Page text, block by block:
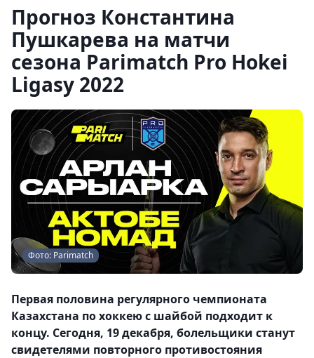
Прогноз Константина
Пушкарева на матчи
сезона Parimatch Pro Hokei
Ligasy 2022
Фото: Parimatch
Первая половина регулярного чемпионата
Казахстана по хоккею с шайбой подходит к
концу. Сегодня, 19 декабря, болельщики станут
свидетелями повторного противостояния